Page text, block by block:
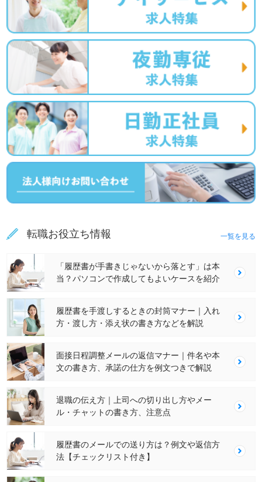
転職お役立ち情報 一覧を見る
「履歴書が手書きじゃないから落とす」は本
当？パソコンで作成してもよいケースを紹介
履歴書を手渡しするときの封筒マナー｜入れ
方・渡し方・添え状の書き方などを解説
面接日程調整メールの返信マナー｜件名や本
文の書き方、承諾の仕方を例文つきで解説
退職の伝え方｜上司への切り出し方やメー
ル・チャットの書き方、注意点
履歴書のメールでの送り方は？例文や返信方
法【チェックリスト付き】